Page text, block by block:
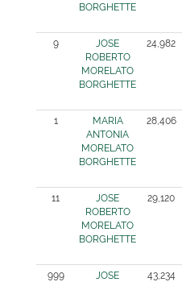
BORGHETTE
9
JOSE
ROBERTO
MORELATO
BORGHETTE
24,982
1
MARIA
ANTONIA
MORELATO
BORGHETTE
28,406
11
JOSE
ROBERTO
MORELATO
BORGHETTE
29,120
999
JOSE
43,234